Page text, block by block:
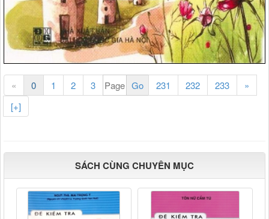
« 0 1 2 3 231 232 233
»
[+]
SÁCH CÙNG CHUYÊN MỤC